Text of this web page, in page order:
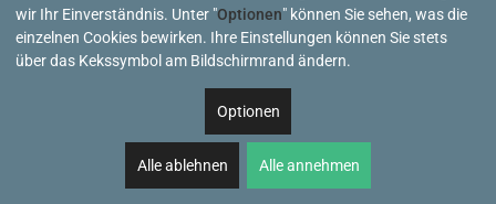
Startseite
Hoflader 2338 S
wir Ihr Einverständnis. Unter "Optionen" können Sie sehen, was die
einzelnen Cookies bewirken. Ihre Einstellungen können Sie stets
über das Kekssymbol am Bildschirmrand ändern.
Optionen
Alle ablehnen Alle annehmen